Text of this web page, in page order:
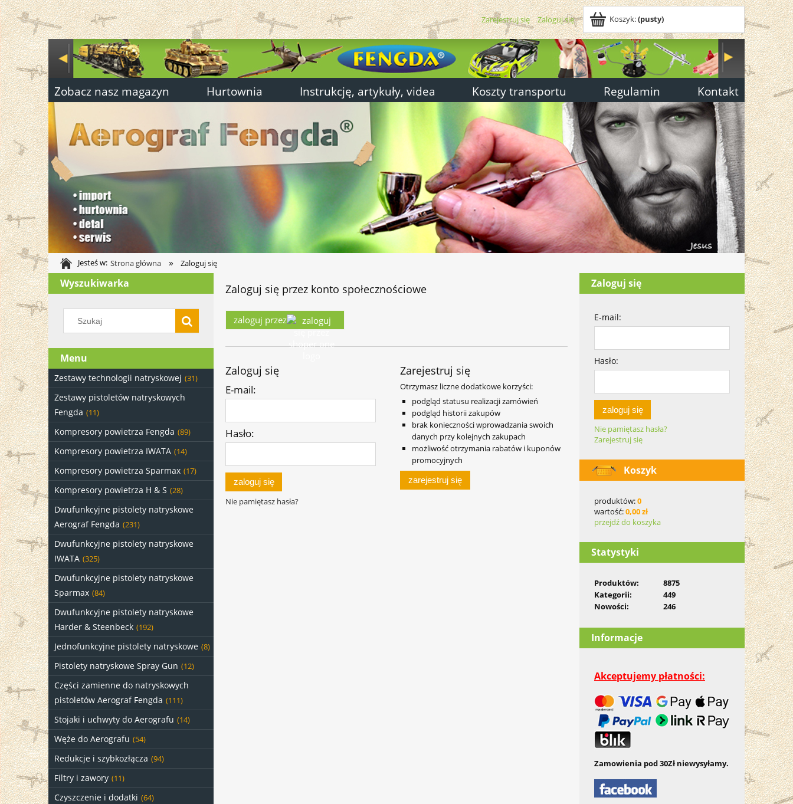
Koszyk:(pusty)
Zarejestruj się Zaloguj się
Zobacz nasz magazyn Hurtownia Instrukcję, artykuły, videa Koszty transportu Regulamin Kontakt
Jesteś w: Strona główna » Zaloguj się
Wyszukiwarka
Menu
Zestawy technologii natryskowej (31)
Zestawy pistoletów natryskowych
Fengda (11)
Kompresory powietrza Fengda (89)
Kompresory powietrza IWATA (14)
Kompresory powietrza Sparmax (17)
Kompresory powietrza H & S (28)
Dwufunkcyjne pistolety natryskowe
Aerograf Fengda (231)
Dwufunkcyjne pistolety natryskowe
IWATA (325)
Dwufunkcyjne pistolety natryskowe
Sparmax (84)
Dwufunkcyjne pistolety natryskowe
Harder & Steenbeck (192)
Jednofunkcyjne pistolety natryskowe (8)
Pistolety natryskowe Spray Gun (12)
Części zamienne do natryskowych
pistoletów Aerograf Fengda (111)
Stojaki i uchwyty do Aerografu (14)
Węże do Aerografu (54)
Redukcje i szybkozłącza (94)
Filtry i zawory (11)
Czyszczenie i dodatki (64)
Zaloguj się przez konto społecznościowe
zaloguj przez
Zaloguj się
E-mail:
Hasło:
zaloguj się
Nie pamiętasz hasła?
Zarejestruj się
Otrzymasz liczne dodatkowe korzyści:
podgląd statusu realizacji zamówień
podgląd historii zakupów
brak konieczności wprowadzania swoich
danych przy kolejnych zakupach
możliwość otrzymania rabatów i kuponów
promocyjnych
zarejestruj się
Zaloguj się
E-mail:
Hasło:
zaloguj się
Nie pamiętasz hasła?
Zarejestruj się
Koszyk
produktów:0
wartość:0,00 zł
przejdź do koszyka
Statystyki
Produktów:
8875
Kategorii:
449
Nowości:
246
Informacje
Akceptujemy płatności:
Zamowienia pod 30Zł niewysyłamy.